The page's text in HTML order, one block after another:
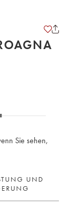
Sie sehen,
UND